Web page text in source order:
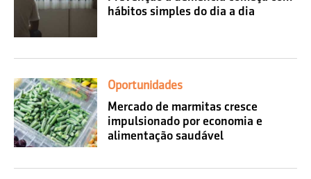
hábitos simples do dia a dia
Oportunidades
Mercado de marmitas cresce
impulsionado por economia e
alimentação saudável